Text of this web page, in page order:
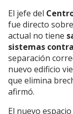
El jefe del
fue directo
actual no tiene
sistemas
separación
nuevo edificio
que elimina
afirmó.
El nuevo